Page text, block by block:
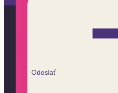
Odoslať